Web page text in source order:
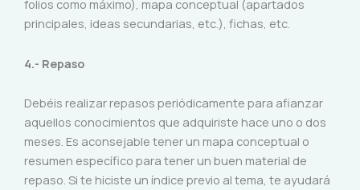
folios como máximo), mapa conceptual (apartados
principales, ideas secundarias, etc.), fichas, etc.
4.- Repaso
Debéis realizar repasos periódicamente para afianzar
aquellos conocimientos que adquiriste hace uno o dos
meses. Es aconsejable tener un mapa conceptual o
resumen específico para tener un buen material de
repaso. Si te hiciste un índice previo al tema, te ayudará